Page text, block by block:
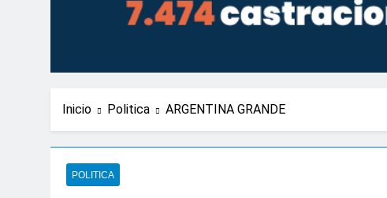
Inicio Politica ARGENTINA GRANDE
POLITICA